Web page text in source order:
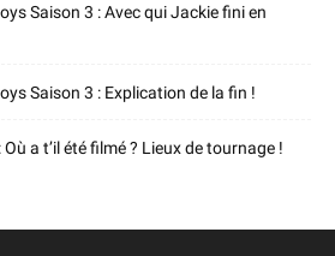
Saison 3 : Avec qui Jackie fini en
Saison 3 : Explication de la fin !
a t’il été filmé ? Lieux de tournage !